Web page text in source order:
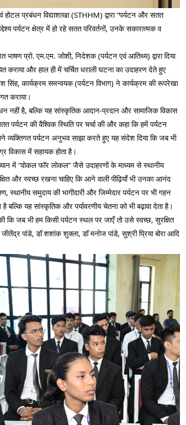
प्रबंधन विद्याशाखा (STHHM) द्वारा “पर्यटन और सतत
पर्यटन क्षेत्र में हो रहे सतत परिवर्तनों, उनके सकारात्मक व
प्रो. एम.एम. जोशी, निदेशक (पर्यटन एवं आतिथ्य) द्वारा दिया
कराया और हाल ही में चर्चित धराली घटना का उदाहरण देते हुए
कार्यक्रम समन्वयक (पर्यटन विभाग) ने कार्यक्रम की रूपरेखा
कराया।
नहीं है, बल्कि यह सांस्कृतिक आदान-प्रदान और सामाजिक विकास
पर्यटन की वैश्विक स्थिति पर चर्चा की और कहा कि हमें पर्यटन
व्यक्तिगत पर्यटन अनुभव साझा करते हुए यह संदेश दिया कि जब भी
विकास में सहायक होता है।
में “वोकल फॉर लोकल” जैसे उदाहरणों के माध्यम से स्थानीय
और स्वच्छ रखना चाहिए कि आने वाली पीढ़ियाँ भी उनका आनंद
समुदाय की भागीदारी और जिम्मेदार पर्यटन पर भी गहन
यह सांस्कृतिक और पर्यावरणीय चेतना को भी बढ़ावा देता है।
कि जब भी हम किसी पर्यटन स्थल पर जाएँ तो उसे स्वच्छ, सुरक्षित
पांडे, डॉ शशांक शुक्ला, डॉ मनोज पांडे, सुश्री प्रिया बोरा आदि